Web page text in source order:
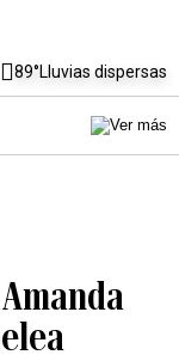
89°Lluvias dispersas